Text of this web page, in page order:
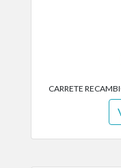
CARRETE